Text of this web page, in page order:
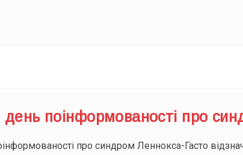
поінформованості про
про синдром Леннокса-Гасто